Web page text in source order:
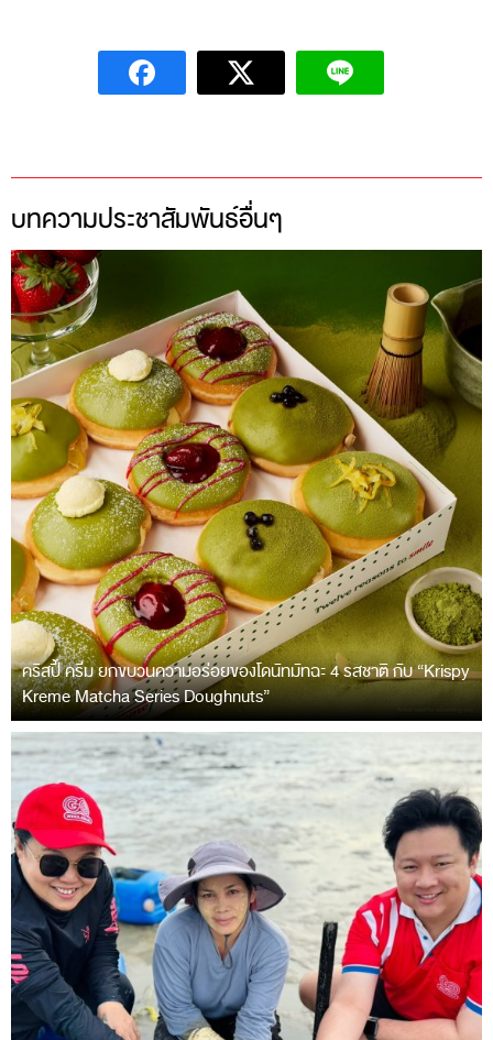
บทความประชาสัมพันธ์อื่นๆ
คริสปี้ ครีม ยกขบวนความอร่อยของโดนัทมัทฉะ 4 รสชาติ กับ “Krispy
Kreme Matcha Series Doughnuts”